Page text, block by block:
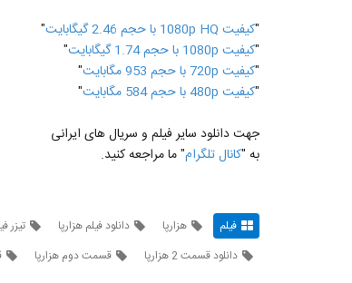
"کيفيت 1080p HQ با حجم 2.46 گیگابايت
"
"کيفيت 1080p با حجم 1.74 گیگابايت
"
"کيفيت 720p با حجم 953 مگابايت
"
"کيفيت 480p با حجم 584 مگابايت
"
جهت دانلود سایر فیلم و سریال های ایرانی
به "کانال تلگرام" ما مراجعه کنید.
فیلم هزارپا دانلود فیلم هزارپا تیزر
دانلود قسمت 2 هزارپا
قسمت دوم هزارپا